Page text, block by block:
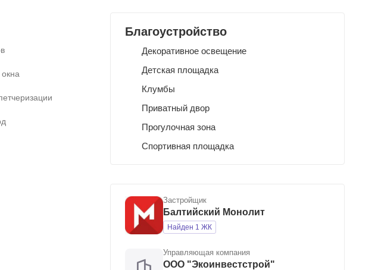
Благоустройство
Декоративное освещение
Детская площадка
Клумбы
Приватный двор
Прогулочная зона
Спортивная площадка
Застройщик
Балтийский Монолит
Найден 1 ЖК
Управляющая компания
ООО "Экоинвестстрой"